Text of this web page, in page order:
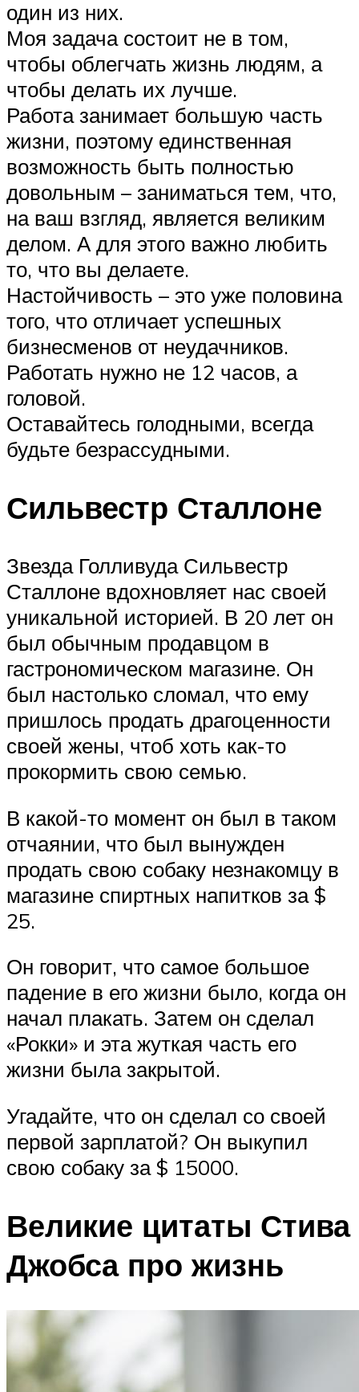
один из них.
Моя задача состоит не в том,
чтобы облегчать жизнь людям, а
чтобы делать их лучше.
Работа занимает большую часть
жизни, поэтому единственная
возможность быть полностью
довольным – заниматься тем, что,
на ваш взгляд, является великим
делом. А для этого важно любить
то, что вы делаете.
Настойчивость – это уже половина
того, что отличает успешных
бизнесменов от неудачников.
Работать нужно не 12 часов, а
головой.
Оставайтесь голодными, всегда
будьте безрассудными.
Сильвестр Сталлоне
Звезда Голливуда Сильвестр
Сталлоне вдохновляет нас своей
уникальной историей. В 20 лет он
был обычным продавцом в
гастрономическом магазине. Он
был настолько сломал, что ему
пришлось продать драгоценности
своей жены, чтоб хоть как-то
прокормить свою семью.
В какой-то момент он был в таком
отчаянии, что был вынужден
продать свою собаку незнакомцу в
магазине спиртных напитков за $
25.
Он говорит, что самое большое
падение в его жизни было, когда он
начал плакать. Затем он сделал
«Рокки» и эта жуткая часть его
жизни была закрытой.
Угадайте, что он сделал со своей
первой зарплатой? Он выкупил
свою собаку за $ 15000.
Великие цитаты Стива
Джобса про жизнь